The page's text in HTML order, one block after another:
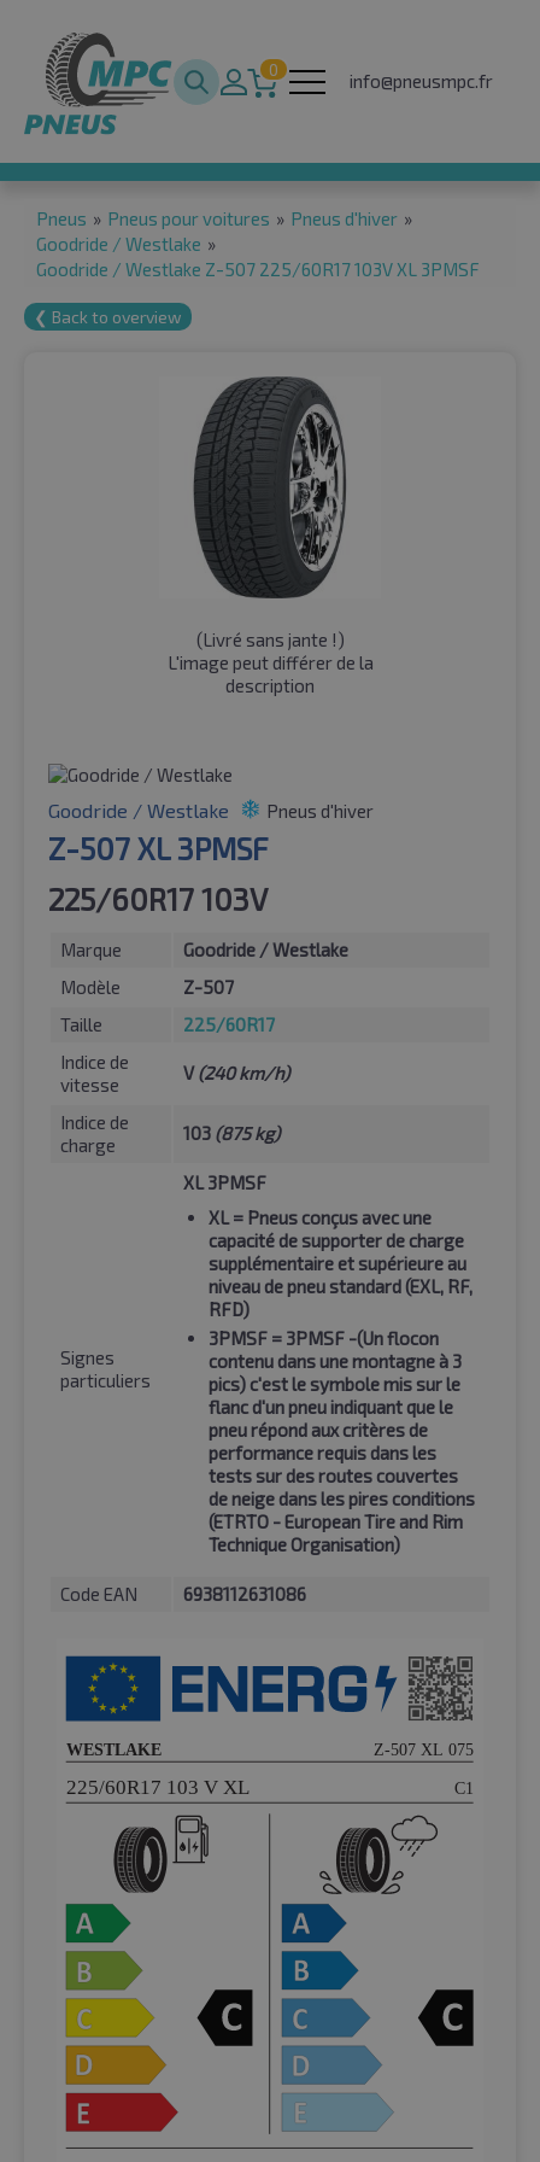
0
info@pneusmpc.fr
Pneus » Pneus pour voitures » Pneus d'hiver »
Goodride / Westlake »
Goodride / Westlake Z-507 225/60R17 103V XL 3PMSF
❮ Back to overview
(Livré sans jante !)
L'image peut différer de la
description
Goodride / Westlake Pneus d'hiver
Z-507 XL 3PMSF
225/60R17 103V
Marque
Goodride / Westlake
Modèle
Z-507
Taille
225/60R17
Indice de
vitesse
V(240 km/h)
Indice de
charge
103 (875 kg)
Signes
particuliers
XL 3PMSF
XL = Pneus conçus avec une
capacité de supporter de charge
supplémentaire et supérieure au
niveau de pneu standard (EXL, RF,
RFD)
3PMSF = 3PMSF -(Un flocon
contenu dans une montagne à 3
pics) c'est le symbole mis sur le
flanc d'un pneu indiquant que le
pneu répond aux critères de
performance requis dans les
tests sur des routes couvertes
de neige dans les pires conditions
(ETRTO - European Tire and Rim
Technique Organisation)
Code EAN 6938112631086